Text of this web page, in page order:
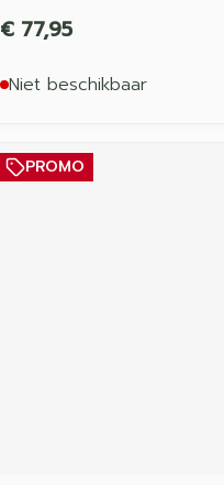
€ 77,95
Niet beschikbaar
PROMO